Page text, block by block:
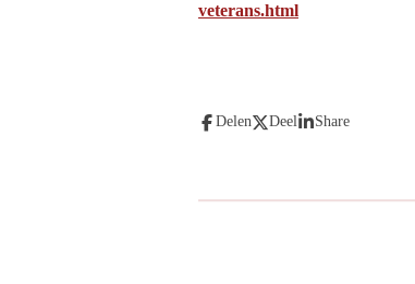
veterans.html
Delen Deel Share